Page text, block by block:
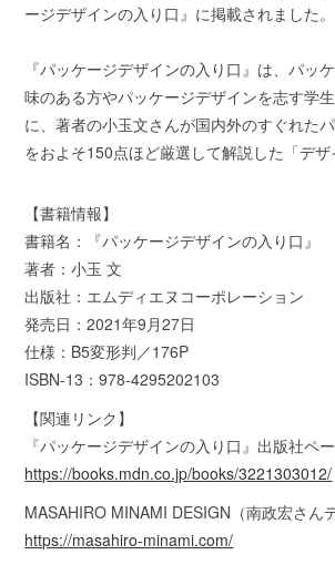
ージデザインの入り口』に掲載されました。
『パッケージデザインの入り口』は、パッ
味のある方やパッケージデザインを志す学
に、著者の小玉文さんが国内外のすぐれた
をおよそ150点ほど厳選して解説した「デザ
【書籍情報】
書籍名：『パッケージデザインの⼊り⼝』
著者：小玉 文
出版社：エムディエヌコーポレーション
発売日：2021年9月27日
仕様：B5変形判／176P
ISBN-13：978-4295202103
【関連リンク】
『パッケージデザインの⼊り⼝』出版社ペー
https://books.mdn.co.jp/books/3221303012/
MASAHIRO MINAMI DESIGN（南政宏さん
https://masahiro-minami.com/